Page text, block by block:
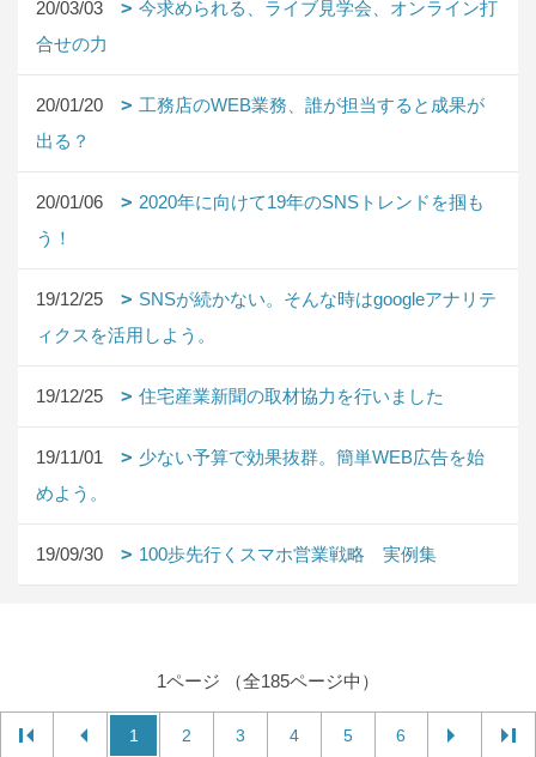
20/03/03
今求められる、ライブ見学会、オンライン打
合せの力
20/01/20
工務店のWEB業務、誰が担当すると成果が
出る？
20/01/06
2020年に向けて19年のSNSトレンドを掴も
う！
19/12/25
SNSが続かない。そんな時はgoogleアナリテ
ィクスを活用しよう。
19/12/25 住宅産業新聞の取材協力を行いました
19/11/01
少ない予算で効果抜群。簡単WEB広告を始
めよう。
19/09/30 100歩先行くスマホ営業戦略 実例集
1ページ （全185ページ中）
1 2 3 4 5 6